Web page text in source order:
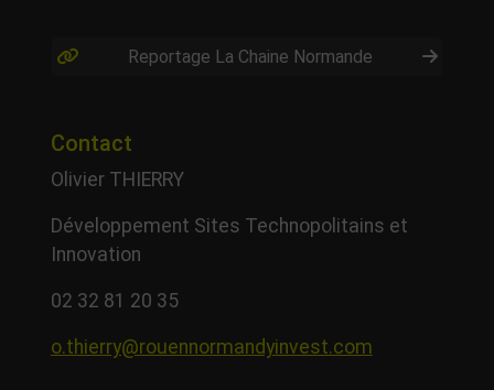
Reportage La Chaine Normande
Contact
Olivier THIERRY
Développement Sites Technopolitains et
Innovation
02 32 81 20 35
o.thierry@rouennormandyinvest.com